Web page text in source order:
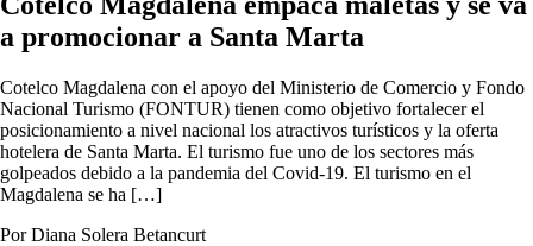
a promocionar a Santa Marta
Cotelco Magdalena con el apoyo del Ministerio de Comercio y Fondo
Nacional Turismo (FONTUR) tienen como objetivo fortalecer el
posicionamiento a nivel nacional los atractivos turísticos y la oferta
hotelera de Santa Marta. El turismo fue uno de los sectores más
golpeados debido a la pandemia del Covid-19. El turismo en el
Magdalena se ha […]
Por Diana Solera Betancurt